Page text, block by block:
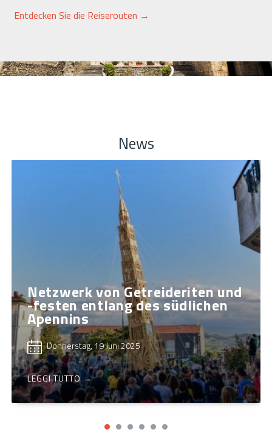
Entdecken Sie die Reiserouten →
News
Netzwerk von Getreideriten und
-festen entlang des südlichen
Apennins
Donnerstag, 19 Juni 2025
LEGGI TUTTO →